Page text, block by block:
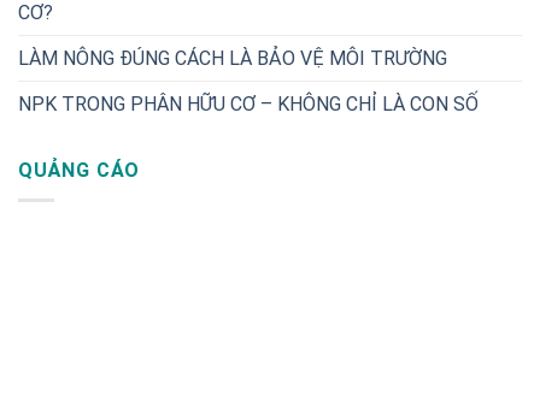
CƠ?
LÀM NÔNG ĐÚNG CÁCH LÀ BẢO VỆ MÔI TRƯỜNG
NPK TRONG PHÂN HỮU CƠ – KHÔNG CHỈ LÀ CON SỐ
QUẢNG CÁO